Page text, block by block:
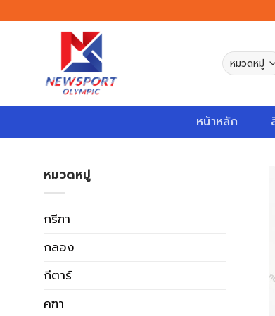
to
หน้าหลัก
หมวดหมู่
กรีฑา
กลอง
กีตาร์
คฑา